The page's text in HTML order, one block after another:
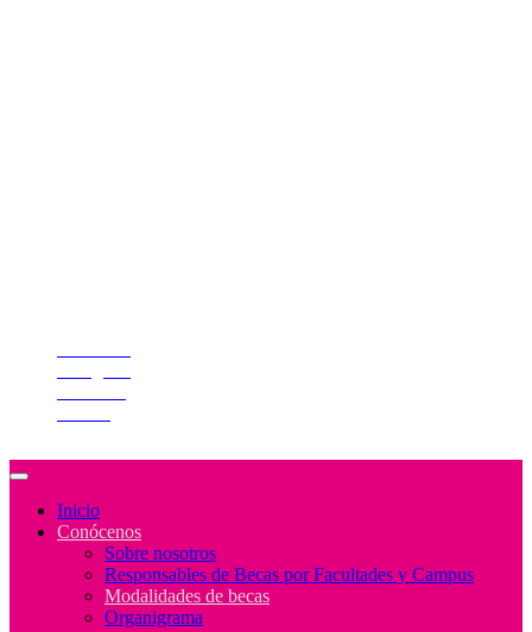
Inicio
Conócenos
Sobre nosotros
Responsables de Becas por Facultades y Campus
Modalidades de becas
Organigrama